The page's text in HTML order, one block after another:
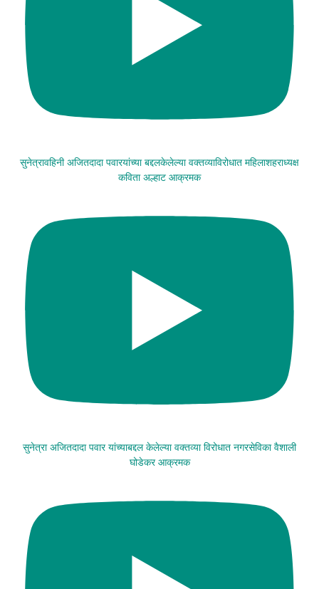
सुनेत्रावहिनी अजितदादा पवारयांच्या बद्दलकेलेल्या वक्तव्याविरोधात महिलाशहराध्यक्ष
कविता अल्हाट आक्रमक
सुनेत्रा अजितदादा पवार यांच्याबद्दल केलेल्या वक्तव्या विरोधात नगरसेविका वैशाली
घोडेकर आक्रमक